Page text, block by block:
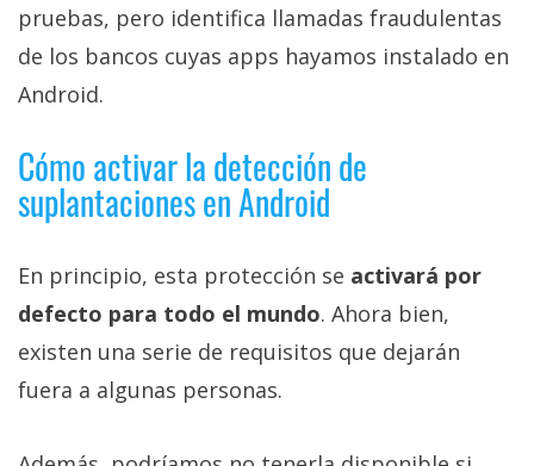
pruebas, pero identifica llamadas fraudulentas
de los bancos cuyas apps hayamos instalado en
Android.
Cómo activar la detección de
suplantaciones en Android
En principio, esta protección se activará por
defecto para todo el mundo. Ahora bien,
existen una serie de requisitos que dejarán
fuera a algunas personas.